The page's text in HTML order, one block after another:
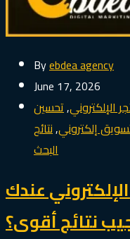
Byebdea agency
June 17, 2026
الإلكتروني,تحسين
إلكتروني,نتائج
البحث
عندك
نتائج أقوى؟